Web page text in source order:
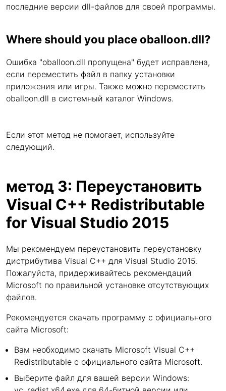
последние версии dll-файлов для своей программы.
Where should you place oballoon.dll?
Ошибка "oballoon.dll пропущена" будет исправлена,
если переместить файл в папку установки
приложения или игры. Также можно переместить
oballoon.dll в системный каталог Windows.
Если этот метод не помогает, используйте
следующий.
метод 3: Переустановить
Visual C++ Redistributable
for Visual Studio 2015
Мы рекомендуем переустановить переустановку
дистрибутива Visual C++ для Visual Studio 2015.
Пожалуйста, придерживайтесь рекомендаций
Microsoft по правильной установке отсутствующих
файлов.
Рекомендуется скачать программу с официального
сайта Microsoft:
Вам необходимо скачать Microsoft Visual C++
Redistributable с официального сайта Microsoft.
Выберите файл для вашей версии Windows: